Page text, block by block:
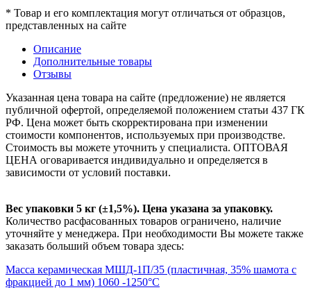
* Товар и его комплектация могут отличаться от образцов,
представленных на сайте
Описание
Дополнительные товары
Отзывы
Указанная цена товара на сайте (предложение) не является
публичной офертой, определяемой положением статьи 437 ГК
РФ. Цена может быть скорректирована при изменении
стоимости компонентов, используемых при производстве.
Стоимость вы можете уточнить у специалиста. ОПТОВАЯ
ЦЕНА оговаривается индивидуально и определяется в
зависимости от условий поставки.
Вес упаковки 5 кг (±1,5%). Цена указана за упаковку.
Количество расфасованных товаров ограничено, наличие
уточняйте у менеджера. При необходимости Вы можете также
заказать больший объем товара здесь:
Масса керамическая МШД-1П/35 (пластичная, 35% шамота с
фракцией до 1 мм) 1060 -1250°С